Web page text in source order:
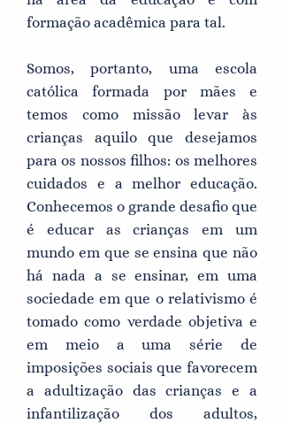
formação acadêmica para tal.
Somos, portanto, uma escola
católica formada por mães e
temos como missão levar às
crianças aquilo que desejamos
para os nossos filhos: os melhores
cuidados e a melhor educação.
Conhecemos o grande desafio que
é educar as crianças em um
mundo em que se ensina que não
há nada a se ensinar, em uma
sociedade em que o relativismo é
tomado como verdade objetiva e
em meio a uma série de
imposições sociais que favorecem
a adultização das crianças e a
infantilização dos adultos,